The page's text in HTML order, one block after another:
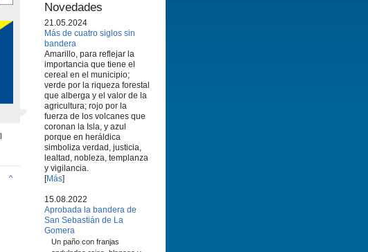
^
Novedades
21.05.2024
Más de cuatro siglos sin
bandera
Amarillo, para reflejar la
importancia que tiene el
cereal en el municipio;
verde por la riqueza forestal
que alberga y el valor de la
agricultura; rojo por la
fuerza de los volcanes que
coronan la Isla, y azul
porque en heráldica
simboliza verdad, justicia,
lealtad, nobleza, templanza
y vigilancia.
[Más]
15.08.2022
Aprobada la bandera de
San Sebastián de La
Gomera
Un paño con franjas